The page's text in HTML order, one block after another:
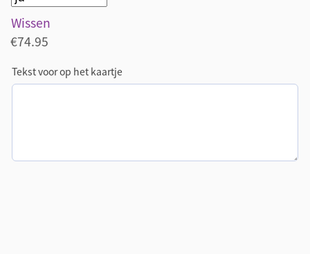
Wissen
€74.95
Tekst voor op het kaartje